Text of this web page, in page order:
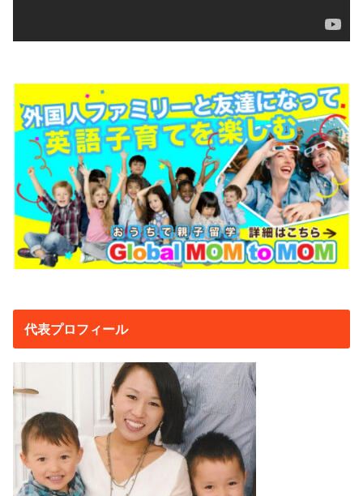
代表プロフィール